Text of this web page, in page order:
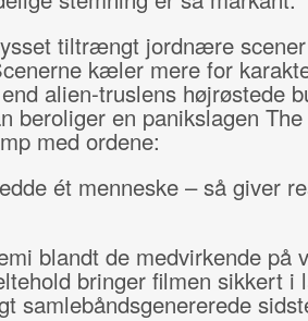
tiltrængt jordnære
kæler mere for
alien-truslens højrøstede
beroliger en panikslagen
med ordene:
ét menneske – så giver
blandt de medvirkende på
bringer filmen sikkert i
samlebåndsgenererede